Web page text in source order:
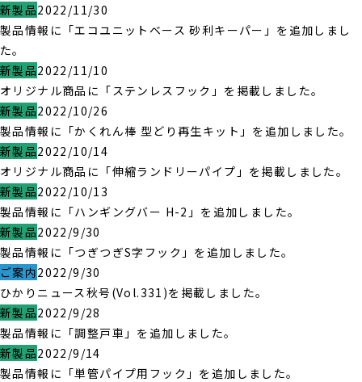
新製品2022/11/30
製品情報に「エコユニットベース 砂利キーパー」を追加しまし
た。
新製品2022/11/10
オリジナル商品に「ステンレスフック」を掲載しました。
新製品2022/10/26
製品情報に「かくれん棒 型どり再生キット」を追加しました。
新製品2022/10/14
オリジナル商品に「伸縮ランドリーパイプ」を掲載しました。
新製品2022/10/13
製品情報に「ハンギングバー H-2」を追加しました。
新製品2022/9/30
製品情報に「つぎつぎS字フック」を追加しました。
ご案内2022/9/30
ひかりニュース秋号(Vol.331)を掲載しました。
新製品2022/9/28
製品情報に「調整戸車」を追加しました。
新製品2022/9/14
製品情報に「単管パイプ用フック」を追加しました。